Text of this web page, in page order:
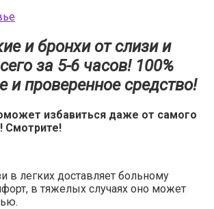
и бронхи от слизи и
за 5-6 часов! 100%
и проверенное средство!
избавиться даже от самого
Смотрите!
в легких доставляет больному
в тяжелых случаях оно может